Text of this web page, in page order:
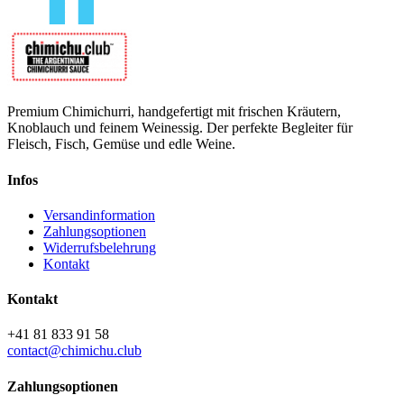
Premium Chimichurri, handgefertigt mit frischen Kräutern,
Knoblauch und feinem Weinessig. Der perfekte Begleiter für
Fleisch, Fisch, Gemüse und edle Weine.
Infos
Versandinformation
Zahlungsoptionen
Widerrufsbelehrung
Kontakt
Kontakt
+41 81 833 91 58
contact@chimichu.club
Zahlungsoptionen